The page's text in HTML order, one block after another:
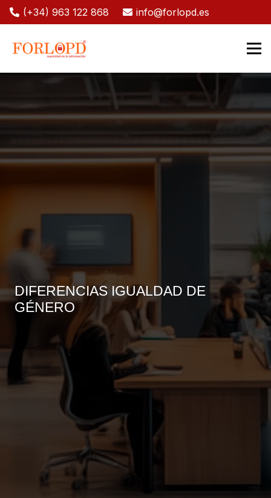
(+34) 963 122 868 info@forlopd.es
DIFERENCIAS IGUALDAD DE
GÉNERO